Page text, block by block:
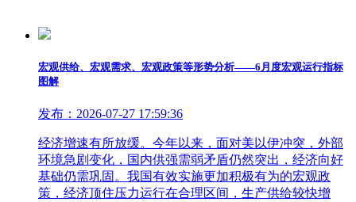
宏观供给、宏观需求、宏观政策等形势分析——6月度宏观运行指标
图解
发布：2026-07-27 17:59:36
经济增速有所放缓。今年以来，面对美以伊冲突，外部
环境急剧变化，国内供强需弱矛盾仍然突出，经济向好
基础仍需巩固。我国有效实施更加积极有为的宏观政
策，经济顶住压力运行在合理区间，生产供给较快增